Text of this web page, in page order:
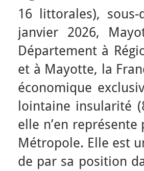
16 littorales),
janvier 2026,
Département à
et à Mayotte, la
économique
lointaine insularité
elle n’en
Métropole. Elle est
de par sa position